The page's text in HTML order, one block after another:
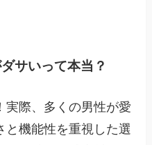
サいって本当？
実際、多くの男性が愛
と機能性を重視した選